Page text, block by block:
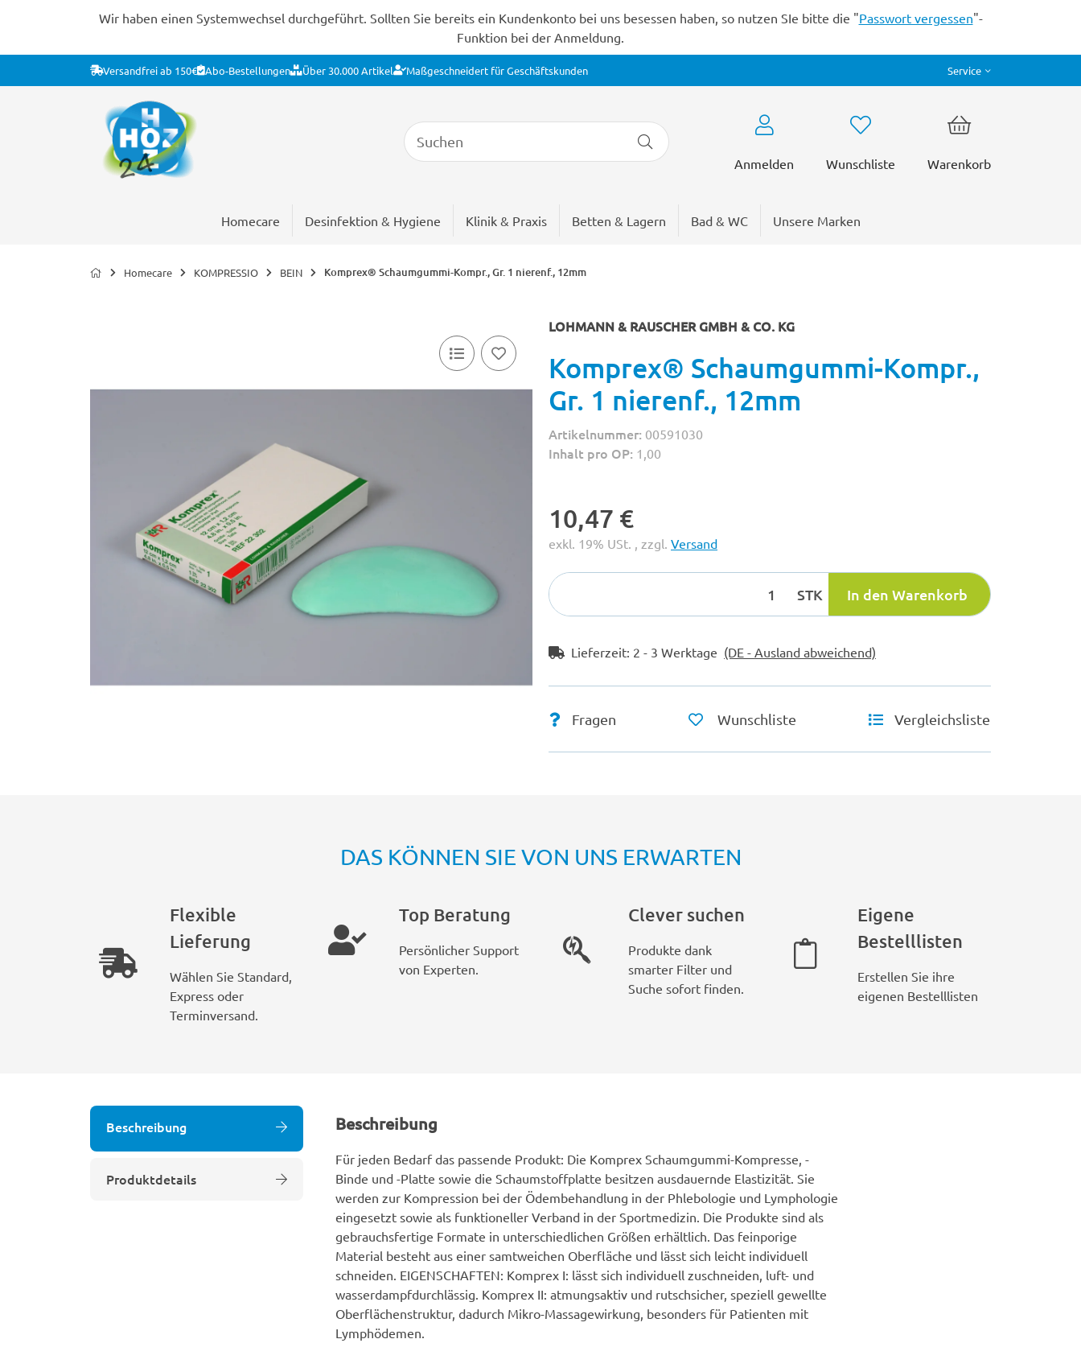
Wir haben einen Systemwechsel durchgeführt. Sollten Sie bereits ein Kundenkonto bei uns besessen haben, so nutzen SIe bitte die "Passwort vergessen"-
Funktion bei der Anmeldung.
Versandfrei ab 150€ Abo-Bestellungen Über 30.000 Artikel Maßgeschneidert für Geschäftskunden Service
Anmelden Wunschliste Warenkorb
Homecare Desinfektion & Hygiene Klinik & Praxis Betten & Lagern Bad & WC Unsere Marken
Homecare KOMPRESSIO BEIN Komprex® Schaumgummi-Kompr., Gr. 1 nierenf., 12mm
LOHMANN & RAUSCHER GMBH & CO. KG
Komprex® Schaumgummi-Kompr.,
Gr. 1 nierenf., 12mm
Artikelnummer: 00591030
Inhalt pro OP: 1,00
10,47 €
exkl. 19% USt. , zzgl. Versand
STK In den Warenkorb
Lieferzeit: 2 - 3 Werktage (DE - Ausland abweichend)
Fragen Wunschliste Vergleichsliste
DAS KÖNNEN SIE VON UNS ERWARTEN
Flexible
Lieferung
Wählen Sie Standard,
Express oder
Terminversand.
Top Beratung
Persönlicher Support
von Experten.
Clever suchen
Produkte dank
smarter Filter und
Suche sofort finden.
Eigene
Bestelllisten
Erstellen Sie ihre
eigenen Bestelllisten
Beschreibung
Produktdetails
Beschreibung
Für jeden Bedarf das passende Produkt: Die Komprex Schaumgummi-Kompresse, -
Binde und -Platte sowie die Schaumstoffplatte besitzen ausdauernde Elastizität. Sie
werden zur Kompression bei der Ödembehandlung in der Phlebologie und Lymphologie
eingesetzt sowie als funktioneller Verband in der Sportmedizin. Die Produkte sind als
gebrauchsfertige Formate in unterschiedlichen Größen erhältlich. Das feinporige
Material besteht aus einer samtweichen Oberfläche und lässt sich leicht individuell
schneiden. EIGENSCHAFTEN: Komprex I: lässt sich individuell zuschneiden, luft- und
wasserdampfdurchlässig. Komprex II: atmungsaktiv und rutschsicher, speziell gewellte
Oberflächenstruktur, dadurch Mikro-Massagewirkung, besonders für Patienten mit
Lymphödemen.